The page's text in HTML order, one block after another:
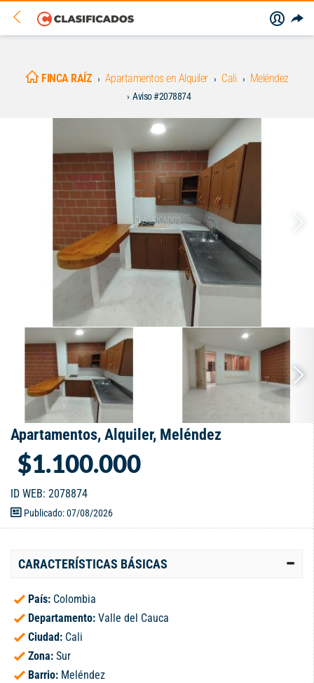
FINCA RAÍZ Apartamentos en Alquiler Cali Meléndez
Aviso #2078874
Apartamentos, Alquiler, Meléndez
$1.100.000
ID WEB: 2078874
Publicado: 07/08/2026
CARACTERÍSTICAS BÁSICAS
País: Colombia
Departamento: Valle del Cauca
Ciudad: Cali
Zona: Sur
Barrio: Meléndez